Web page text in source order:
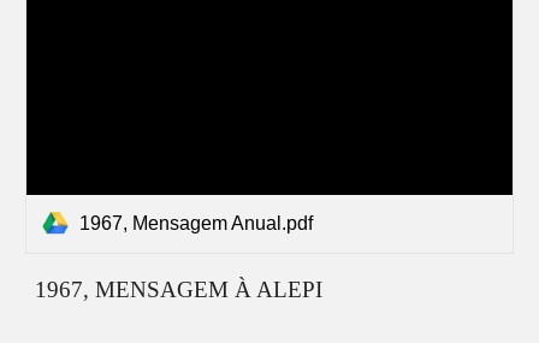
1967, Mensagem Anual.pdf
1967, MENSAGEM À ALEPI